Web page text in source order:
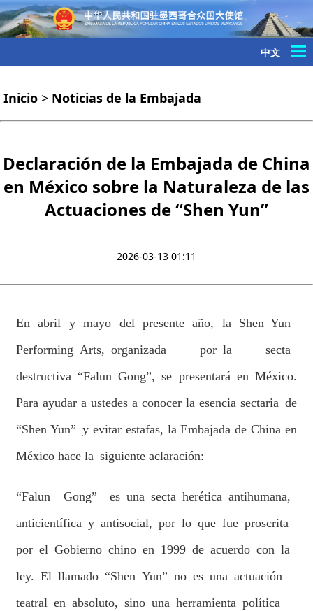
中文
Inicio > Noticias de la Embajada
Declaración de la Embajada de China
en México sobre la Naturaleza de las
Actuaciones de “Shen Yun”
2026-03-13 01:11
En abril y mayo del presente año, la Shen Yun
Performing Arts, organizada por la secta
destructiva “Falun Gong”, se presentará en México.
Para ayudar a ustedes a conocer la esencia sectaria de
“Shen Yun” y evitar estafas, la Embajada de China en
México hace la siguiente aclaración:
“Falun Gong” es una secta herética antihumana,
anticientífica y antisocial, por lo que fue proscrita
por el Gobierno chino en 1999 de acuerdo con la
ley. El llamado “Shen Yun” no es una actuación
teatral en absoluto, sino una herramienta política